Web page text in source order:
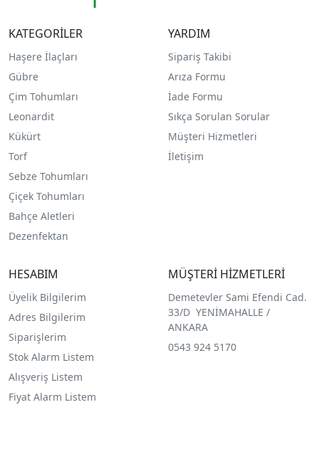
KATEGORİLER
Haşere İlaçları
Gübre
Çim Tohumları
Leonardit
Kükürt
Torf
Sebze Tohumları
Çiçek Tohumları
Bahçe Aletleri
Dezenfektan
YARDIM
Sipariş Takibi
Arıza Formu
İade Formu
Sıkça Sorulan Sorular
Müşteri Hizmetleri
İletişim
HESABIM
Üyelik Bilgilerim
Adres Bilgilerim
Siparişlerim
Stok Alarm Listem
Alışveriş Listem
Fiyat Alarm Listem
MÜŞTERİ HİZMETLERİ
Demetevler Sami Efendi Cad.
33/D YENİMAHALLE /
ANKARA
0543 924 5170